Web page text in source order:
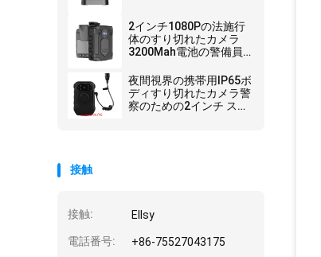
2インチ1080Pの法施行
体のすり切れたカメラ
3200Mah電池の警備員
夜間視界の携帯用IP65ボ
ディすり切れたカメラ警
察のための2インチ スク
接触
接触: Ellsy
電話番号: +86-75527043175